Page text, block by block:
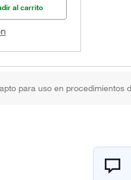
al carrito
para uso en procedimientos